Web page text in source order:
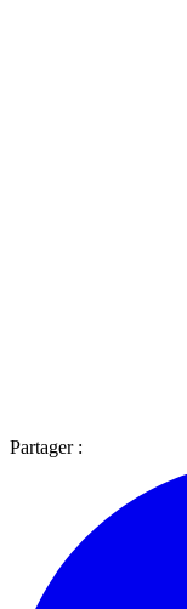
Partager :